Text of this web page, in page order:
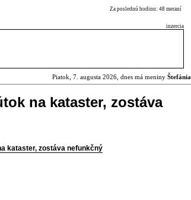
Za poslednú hodinu: 48 meraní
inzercia
Piatok, 7. augusta 2026, dnes má meniny Štefánia
na kataster, zostáva
kataster, zostáva nefunkčný